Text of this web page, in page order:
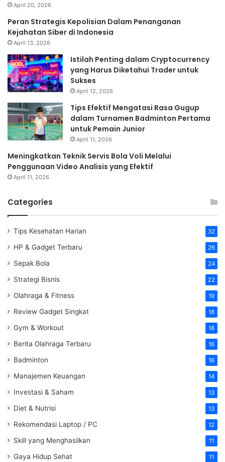
April 20, 2026
Peran Strategis Kepolisian Dalam Penanganan
Kejahatan Siber di Indonesia
April 13, 2026
Istilah Penting dalam Cryptocurrency
yang Harus Diketahui Trader untuk
Sukses
April 12, 2026
Tips Efektif Mengatasi Rasa Gugup
dalam Turnamen Badminton Pertama
untuk Pemain Junior
April 11, 2026
Meningkatkan Teknik Servis Bola Voli Melalui
Penggunaan Video Analisis yang Efektif
April 11, 2026
Categories
Tips Kesehatan Harian 32
HP & Gadget Terbaru 26
Sepak Bola 24
Strategi Bisnis 22
Olahraga & Fitness 19
Review Gadget Singkat 18
Gym & Workout 18
Berita Olahraga Terbaru 16
Badminton 16
Manajemen Keuangan 14
Investasi & Saham 13
Diet & Nutrisi 13
Rekomendasi Laptop / PC 12
Skill yang Menghasilkan 11
Gaya Hidup Sehat 11